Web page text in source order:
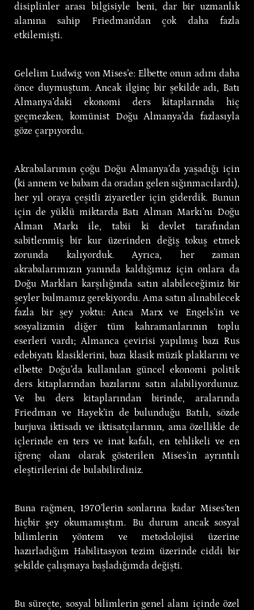
disiplinler arası bilgisiyle beni, dar bir uzmanlık
alanına sahip Friedman’dan çok daha fazla
etkilemişti.
Gelelim Ludwig von Mises’e: Elbette onun adını daha
önce duymuştum. Ancak ilginç bir şekilde adı, Batı
Almanya’daki ekonomi ders kitaplarında hiç
geçmezken, komünist Doğu Almanya’da fazlasıyla
göze çarpıyordu.
Akrabalarımın çoğu Doğu Almanya’da yaşadığı için
(ki annem ve babam da oradan gelen sığınmacılardı),
her yıl oraya çeşitli ziyaretler için giderdik. Bunun
için de yüklü miktarda Batı Alman Markı’nı Doğu
Alman Markı ile, tabii ki devlet tarafından
sabitlenmiş bir kur üzerinden değiş tokuş etmek
zorunda kalıyorduk. Ayrıca, her zaman
akrabalarımızın yanında kaldığımız için onlara da
Doğu Markları karşılığında satın alabileceğimiz bir
şeyler bulmamız gerekiyordu. Ama satın alınabilecek
fazla bir şey yoktu: Anca Marx ve Engels’in ve
sosyalizmin diğer tüm kahramanlarının toplu
eserleri vardı; Almanca çevirisi yapılmış bazı Rus
edebiyatı klasiklerini, bazı klasik müzik plaklarını ve
elbette Doğu’da kullanılan güncel ekonomi politik
ders kitaplarından bazılarını satın alabiliyordunuz.
Ve bu ders kitaplarından birinde, aralarında
Friedman ve Hayek’in de bulunduğu Batılı, sözde
burjuva iktisadı ve iktisatçılarının, ama özellikle de
içlerinde en ters ve inat kafalı, en tehlikeli ve en
iğrenç olanı olarak gösterilen Mises’in ayrıntılı
eleştirilerini de bulabilirdiniz.
Buna rağmen, 1970’lerin sonlarına kadar Mises’ten
hiçbir şey okumamıştım. Bu durum ancak sosyal
bilimlerin yöntem ve metodolojisi üzerine
hazırladığım Habilitasyon tezim üzerinde ciddi bir
şekilde çalışmaya başladığımda değişti.
Bu süreçte, sosyal bilimlerin genel alanı içinde özel